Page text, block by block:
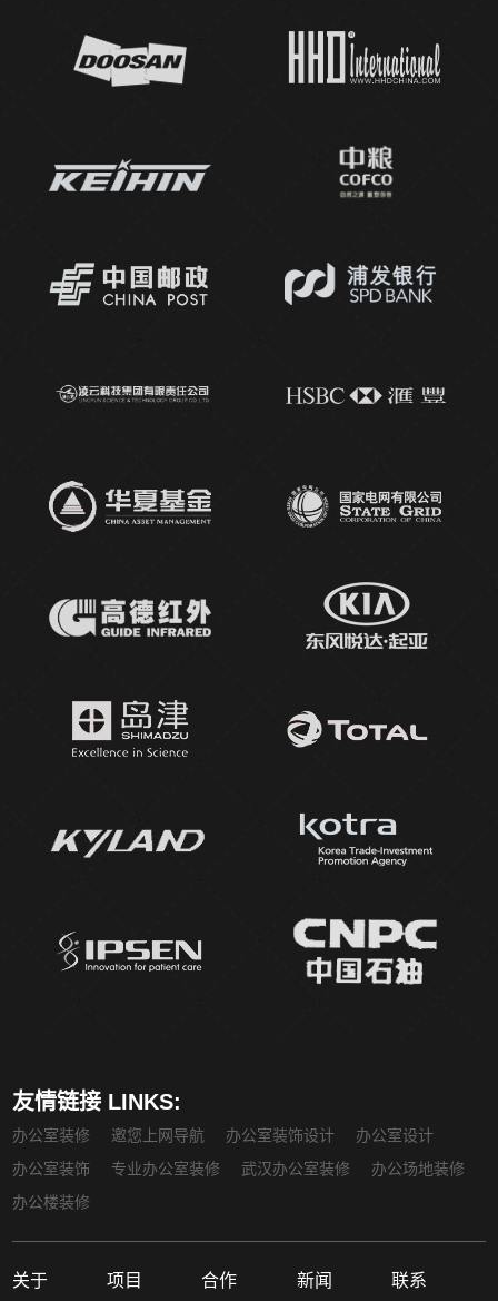
友情链接 LINKS:
办公室装修 邀您上网导航 办公室装饰设计
办公室设计
办公室装饰
专业办公室装修 武汉办公室装修
办公场地装修
办公楼装修
关于 项目 合作 新闻 联系